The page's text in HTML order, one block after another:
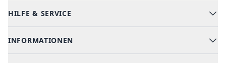
Alle Kategorien
HILFE & SERVICE
Hilfe & FAQ
INFORMATIONEN